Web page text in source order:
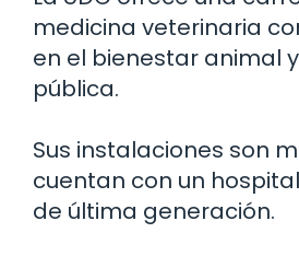
medicina veterinaria
en el bienestar animal
pública.
Sus instalaciones son
cuentan con un
de última generación.